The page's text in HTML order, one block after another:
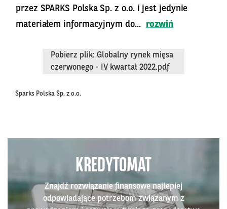
przez SPARKS Polska Sp. z o.o. i jest jedynie
materiałem informacyjnym do...
rozwiń
Pobierz plik: Globalny rynek mięsa
czerwonego - IV kwartał 2022.pdf
Sparks Polska Sp. z o.o.
KREDYTOMAT
Znajdź rozwiązanie finansowe najlepiej
odpowiadające potrzebom związanym z